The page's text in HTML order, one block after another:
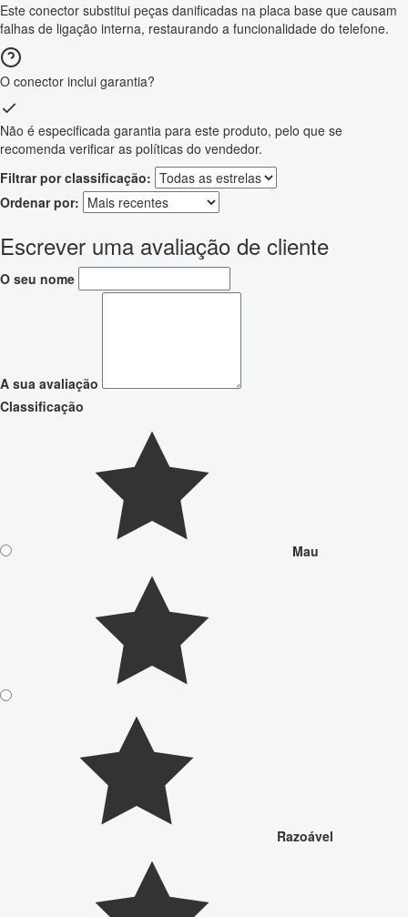
Este conector substitui peças danificadas na placa base que causam
falhas de ligação interna, restaurando a funcionalidade do telefone.
O conector inclui garantia?
Não é especificada garantia para este produto, pelo que se
recomenda verificar as políticas do vendedor.
Filtrar por classificação:
Ordenar por:
Escrever uma avaliação de cliente
O seu nome
A sua avaliação
Classificação
Mau
Razoável